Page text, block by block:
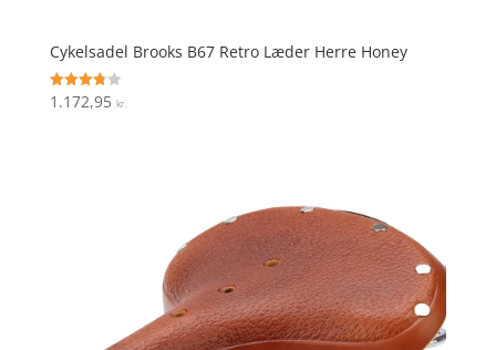
Cykelsadel Brooks B67 Retro Læder Herre Honey
Vurderet
3.8
1.172,95 kr.